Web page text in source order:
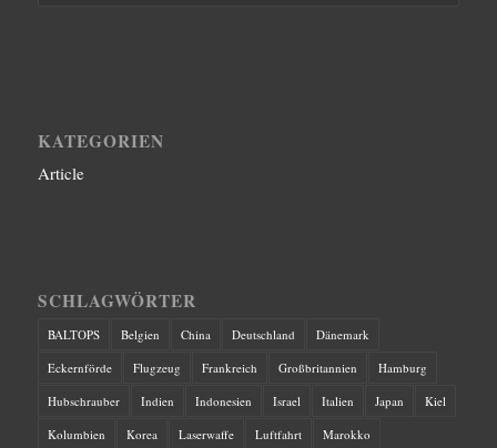
KATEGORIEN
Article
SCHLAGWÖRTER
BALTOPS Belgien China Deutschland
Dänemark
Eckernförde
Flugzeug Frankreich Großbritannien
Hamburg
Hubschrauber
Indien Indonesien Israel Italien Japan
Kiel
Kolumbien
Korea Laserwaffe Luftfahrt Marokko